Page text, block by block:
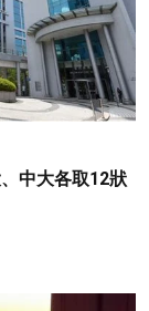
中大各取12狀